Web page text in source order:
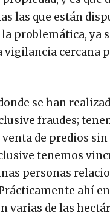
las que están
problemática, ya
vigilancia cercana
se han
fraudes;
de predios
tenemos
personas
ahí
varias de las